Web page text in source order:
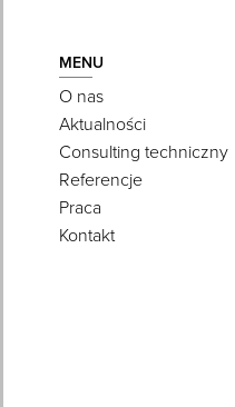
MENU
O nas
Aktualności
Consulting techniczny
Referencje
Praca
Kontakt